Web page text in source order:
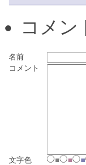
コメン
名前
コメント
文字色 ■ ■ ■